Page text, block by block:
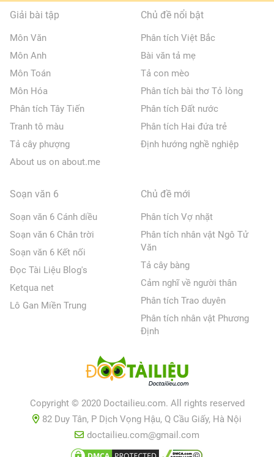
Giải bài tập
Môn Văn
Môn Anh
Môn Toán
Môn Hóa
Phân tích Tây Tiến
Tranh tô màu
Tả cây phượng
About us on about.me
Chủ đề nổi bật
Phân tích Việt Bắc
Bài văn tả mẹ
Tả con mèo
Phân tích bài thơ Tỏ lòng
Phân tích Đất nước
Phân tích Hai đứa trẻ
Định hướng nghề nghiệp
Soạn văn 6
Soạn văn 6 Cánh diều
Soạn văn 6 Chân trời
Soạn văn 6 Kết nối
Đọc Tài Liệu Blog's
Ketqua net
Lô Gan Miền Trung
Chủ đề mới
Phân tích Vợ nhặt
Phân tích nhân vật Ngô Tử
Văn
Tả cây bàng
Cảm nghĩ về người thân
Phân tích Trao duyên
Phân tích nhân vật Phương
Định
Copyright © 2020 Doctailieu.com. All rights reserved
82 Duy Tân, P Dịch Vọng Hậu, Q Cầu Giấy, Hà Nội
doctailieu.com@gmail.com